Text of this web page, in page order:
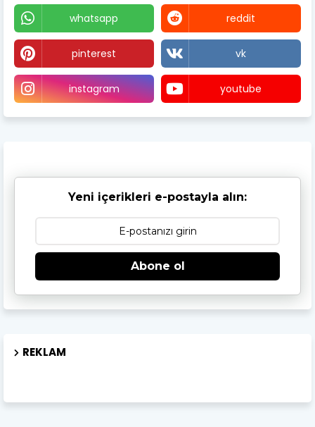
whatsapp reddit
pinterest vk
instagram youtube
Yeni içerikleri e-postayla alın:
Abone ol
REKLAM